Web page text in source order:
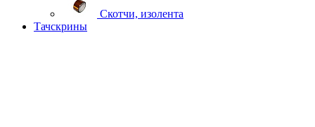
Скотчи, изолента
Тачскрины